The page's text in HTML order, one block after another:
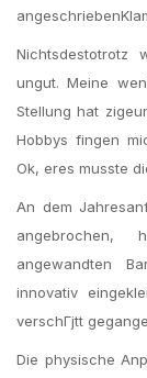
Nichtsdestotrotz
ungut. Meine
Stellung hat
Hobbys fingen
Ok, eres musste
An dem
angebrochen,
angewandten
innovativ
verschГјtt
Die physische